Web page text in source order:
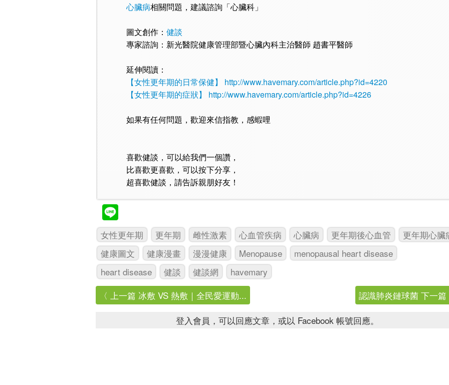
心臟病相關問題，建議諮詢「心臟科」
圖文創作：健談
專家諮詢：新光醫院健康管理部暨心臟內科主治醫師 趙書平醫師
延伸閱讀：
【女性更年期的日常保健】
http://www.havemary.com/article.php?id=4220
【女性更年期的症狀】
http://www.havemary.com/article.php?id=4226
如果有任何問題，歡迎來信指教，感蝦哩
喜歡健談，可以給我們一個讚，
比喜歡更喜歡，可以按下分享，
超喜歡健談，請告訴親朋好友！
女性更年期 更年期 雌性激素 心血管疾病 心臟病 更年期後心血管
更年期心臟
健康圖文
健康漫畫 漫漫健康 Menopause
menopausal heart disease
heart disease
健談 健談網
havemary
〈 上一篇 冰敷 VS 熱敷｜全民愛運動...
認識肺炎鏈球菌 下一
登入會員，可以回應文章，或以 Facebook 帳號回應。